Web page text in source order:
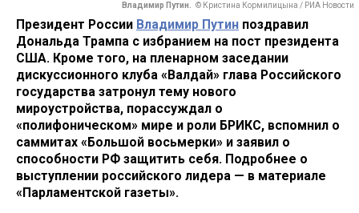
Владимир Путин. © Кристина Кормилицына / РИА Новости
Президент России Владимир Путин поздравил
Дональда Трампа с избранием на пост президента
США. Кроме того, на пленарном заседании
дискуссионного клуба «Валдай» глава Российского
государства затронул тему нового
мироустройства, порассуждал о
«полифоническом» мире и роли БРИКС, вспомнил о
саммитах «Большой восьмерки» и заявил о
способности РФ защитить себя. Подробнее о
выступлении российского лидера — в материале
«Парламентской газеты».